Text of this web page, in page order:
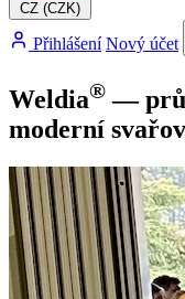
CZ (CZK)
Přihlášení Nový účet
Weldia® —
moderní